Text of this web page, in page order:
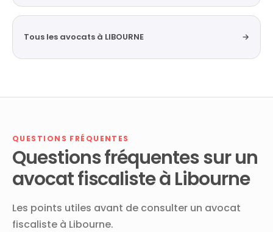
Tous les avocats à LIBOURNE →
QUESTIONS FRÉQUENTES
Questions fréquentes sur un
avocat fiscaliste à Libourne
Les points utiles avant de consulter un avocat
fiscaliste à Libourne.